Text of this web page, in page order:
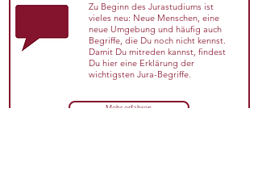
Zu Beginn des Jurastudiums ist
vieles neu: Neue Menschen, eine
neue Umgebung und häufig auch
Begriffe, die Du noch nicht kennst.
Damit Du mitreden kannst, findest
Du hier eine Erklärung der
wichtigsten Jura-Begriffe.
Mehr erfahren